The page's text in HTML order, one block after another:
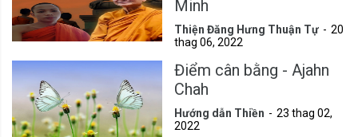
Minh
Thiện Đăng Hưng Thuận Tự
20
thag 06, 2022
Điểm cân bằng - Ajahn
Chah
Hướng dẫn Thiền
23 thag 02,
2022